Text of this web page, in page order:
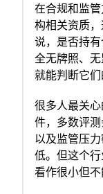
在合规和监
构相关资质
说，是否持
全无牌照、
就能判断它们
很多人最关
件，多数评
以及监管压
低。但这个
看作很小但